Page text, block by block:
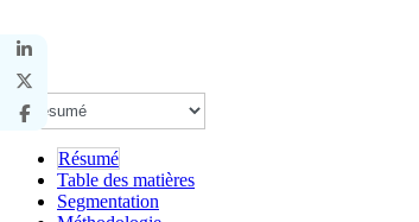
Résumé
Table des matières
Segmentation